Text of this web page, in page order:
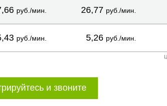
руб./мин. 26,77 руб./мин.
руб./мин. 5,26 руб./мин.
и звоните